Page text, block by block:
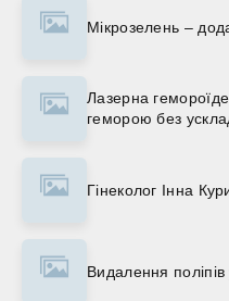
Мікрозелень –
Лазерна
геморою без
Гінеколог Інна
Видалення поліпів